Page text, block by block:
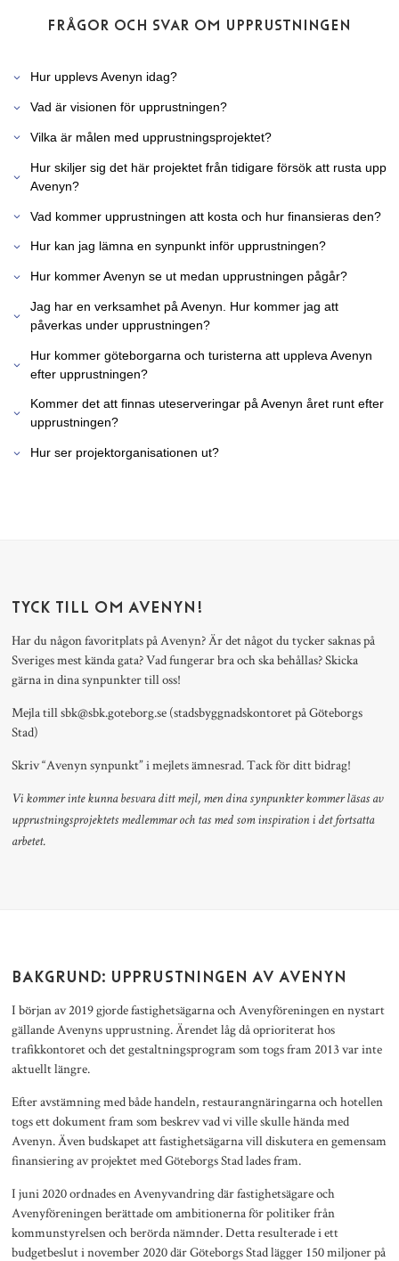
FRÅGOR OCH SVAR OM UPPRUSTNINGEN
Hur upplevs Avenyn idag?
Vad är visionen för upprustningen?
Vilka är målen med upprustningsprojektet?
Hur skiljer sig det här projektet från tidigare försök att rusta upp
Avenyn?
Vad kommer upprustningen att kosta och hur finansieras den?
Hur kan jag lämna en synpunkt inför upprustningen?
Hur kommer Avenyn se ut medan upprustningen pågår?
Jag har en verksamhet på Avenyn. Hur kommer jag att
påverkas under upprustningen?
Hur kommer göteborgarna och turisterna att uppleva Avenyn
efter upprustningen?
Kommer det att finnas uteserveringar på Avenyn året runt efter
upprustningen?
Hur ser projektorganisationen ut?
TYCK TILL OM AVENYN!
Har du någon favoritplats på Avenyn? Är det något du tycker saknas på
Sveriges mest kända gata? Vad fungerar bra och ska behållas? Skicka
gärna in dina synpunkter till oss!
Mejla tillsbk@sbk.goteborg.se (stadsbyggnadskontoret på Göteborgs
Stad)
Skriv “Avenyn synpunkt” i mejlets ämnesrad. Tack för ditt bidrag!
Vi kommer inte kunna besvara ditt mejl, men dina synpunkter kommer läsas av
upprustningsprojektets medlemmar och tas med som inspiration i det fortsatta
arbetet.
BAKGRUND: UPPRUSTNINGEN AV AVENYN
I början av 2019 gjorde fastighetsägarna och Avenyföreningen en nystart
gällande Avenyns upprustning. Ärendet låg då oprioriterat hos
trafikkontoret och det gestaltningsprogram som togs fram 2013 var inte
aktuellt längre.
Efter avstämning med både handeln, restaurangnäringarna och hotellen
togs ett dokument fram som beskrev vad vi ville skulle hända med
Avenyn. Även budskapet att fastighetsägarna vill diskutera en gemensam
finansiering av projektet med Göteborgs Stad lades fram.
I juni 2020 ordnades en Avenyvandring där fastighetsägare och
Avenyföreningen berättade om ambitionerna för politiker från
kommunstyrelsen och berörda nämnder. Detta resulterade i ett
budgetbeslut i november 2020 där Göteborgs Stad lägger 150 miljoner på